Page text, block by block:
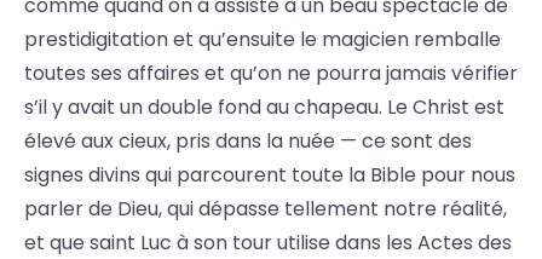
comme quand on a assisté à un beau spectacle de
prestidigitation et qu’ensuite le magicien remballe
toutes ses affaires et qu’on ne pourra jamais vérifier
s’il y avait un double fond au chapeau. Le Christ est
élevé aux cieux, pris dans la nuée — ce sont des
signes divins qui parcourent toute la Bible pour nous
parler de Dieu, qui dépasse tellement notre réalité,
et que saint Luc à son tour utilise dans les Actes des